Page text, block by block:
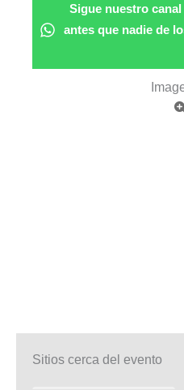
Sigue nuestro
antes que nadie de
Sitios cerca del evento